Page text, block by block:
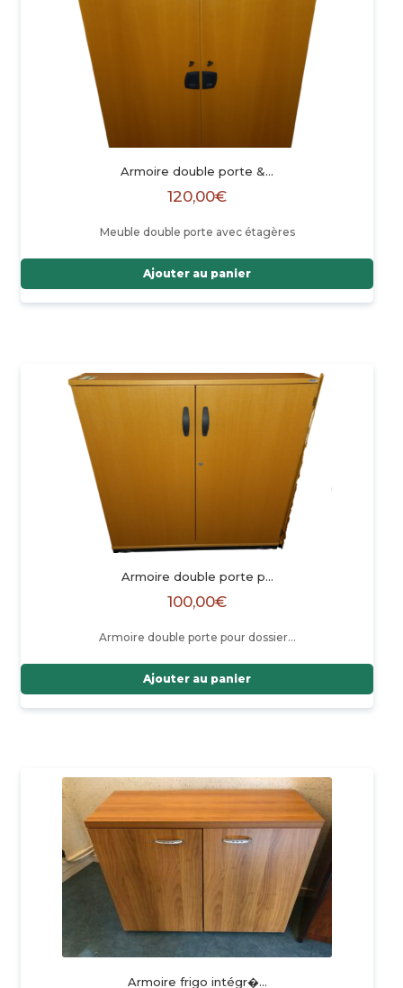
Armoire double porte &…
120,00€
Meuble double porte avec étagères
Ajouter au panier
Armoire double porte p…
100,00€
Armoire double porte pour dossier…
Ajouter au panier
Armoire frigo intégr�…